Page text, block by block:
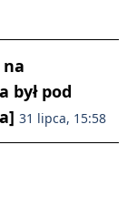
był pod
31 lipca, 15:58